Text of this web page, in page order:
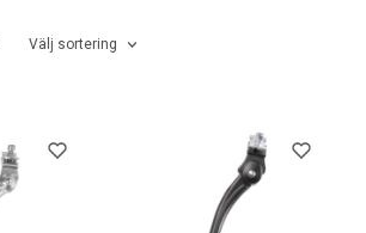
Välj sortering